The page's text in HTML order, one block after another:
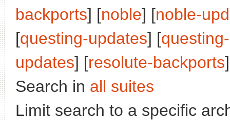
backports] [noble] [noble-
[questing-updates] [
updates] [resolute-backports
Search in all suites
Limit search to a specific